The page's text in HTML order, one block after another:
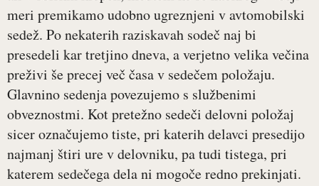
meri premikamo udobno ugreznjeni v avtomobilski
sedež. Po nekaterih raziskavah sodeč naj bi
presedeli kar tretjino dneva, a verjetno velika večina
preživi še precej več časa v sedečem položaju.
Glavnino sedenja povezujemo s službenimi
obveznostmi. Kot pretežno sedeči delovni položaj
sicer označujemo tiste, pri katerih delavci presedijo
najmanj štiri ure v delovniku, pa tudi tistega, pri
katerem sedečega dela ni mogoče redno prekinjati.